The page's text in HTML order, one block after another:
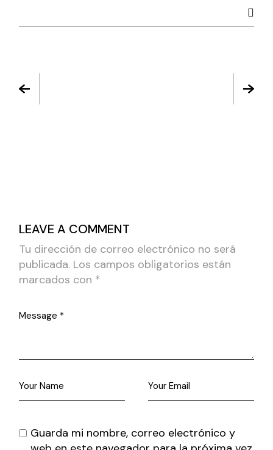
LEAVE A COMMENT
Tu dirección de correo electrónico no será
publicada. Los campos obligatorios están
marcados con *
Guarda mi nombre, correo electrónico y